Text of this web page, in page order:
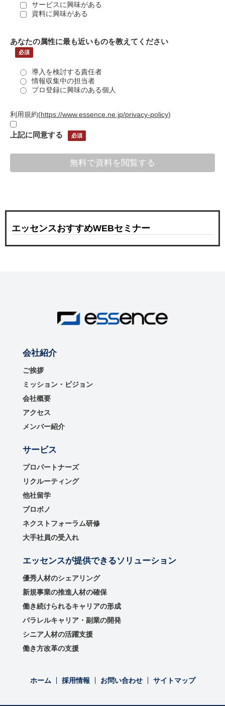
サービスに興味がある
資料に興味がある
あなたの属性に最も近いものを教えてください
導入を検討する責任者
情報収集中の担当者
プロ登録に興味のある個人
利用規約(https://www.essence.ne.jp/privacy-policy)
上記に同意する
エッセンスおすすめWEBセミナー
会社紹介
ご挨拶
ミッション・ビジョン
会社概要
アクセス
メンバー紹介
サービス
プロパートナーズ
リクルーティング
他社留学
プロボノ
ネクストフォーラム研修
大手社員の受入れ
エッセンスが提供できるソリューション
優秀⼈材のシェアリング
新規事業の推進⼈材の確保
働き続けられるキャリアの形成
パラレルキャリア・副業の開発
シニア人材の活躍支援
働き方改革の支援
ホーム 採用情報 お問い合わせ サイトマップ